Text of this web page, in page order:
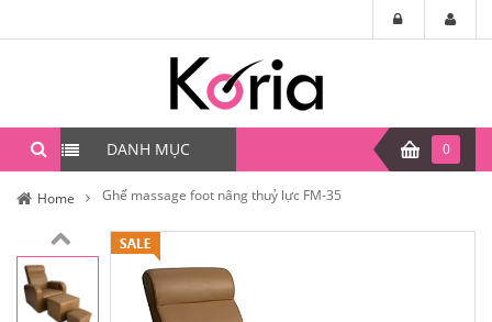
DANH MỤC 0
Home Ghế massage foot nâng thuỷ lực FM-35